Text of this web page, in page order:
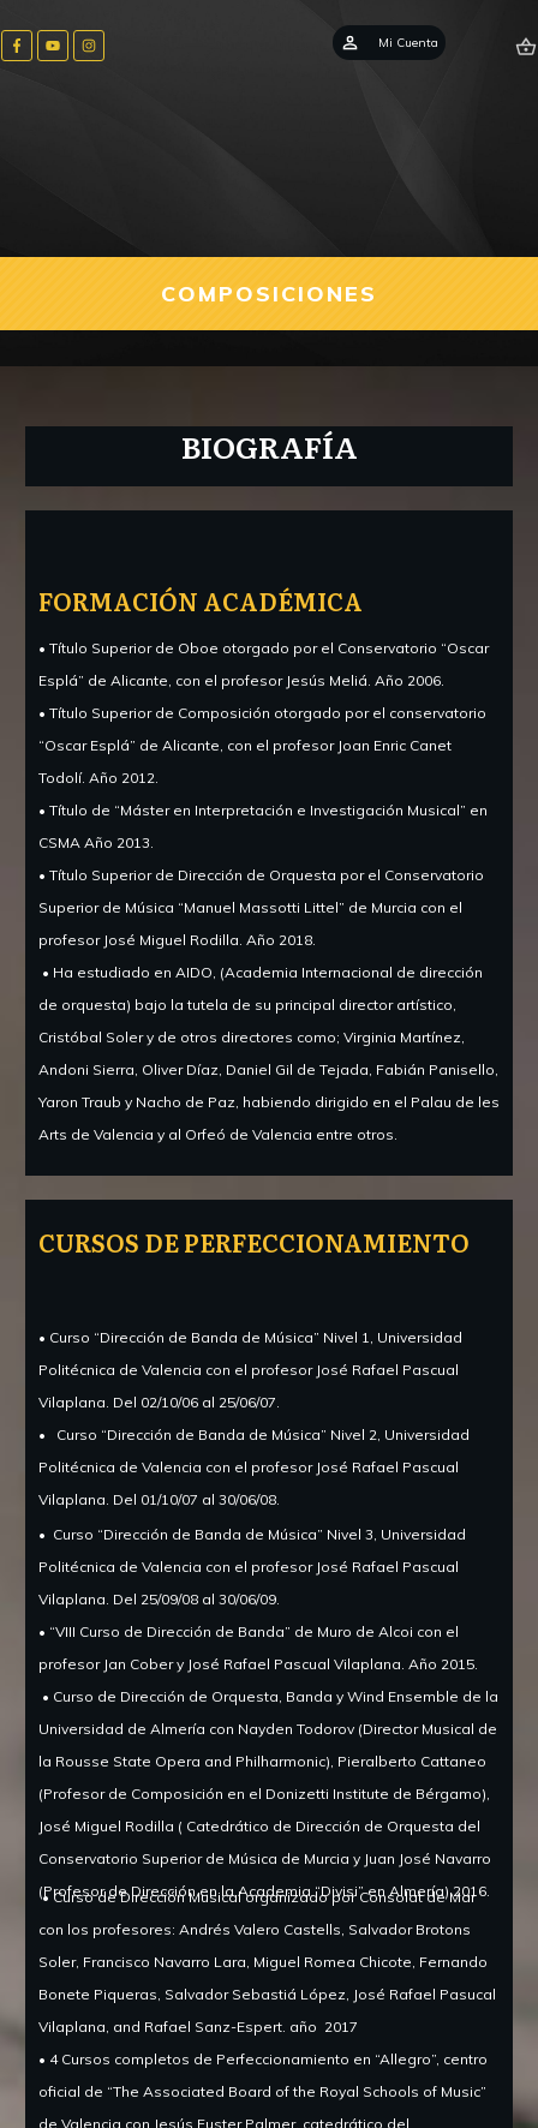
Mi Cuenta
COMPOSICIONES
BIOGRAFÍA
FORMACIÓN ACADÉMICA
• Título Superior de Oboe otorgado por el Conservatorio “Oscar
Esplá” de Alicante, con el profesor Jesús Meliá. Año 2006.
• Título Superior de Composición otorgado por el conservatorio
“Oscar Esplá” de Alicante, con el profesor Joan Enric Canet
Todolí. Año 2012.
• Título de “Máster en Interpretación e Investigación Musical” en
CSMA Año 2013.
• Título Superior de Dirección de Orquesta por el Conservatorio
Superior de Música “Manuel Massotti Littel” de Murcia con el
profesor José Miguel Rodilla. Año 2018.
• Ha estudiado en AIDO, (Academia Internacional de dirección
de orquesta) bajo la tutela de su principal director artístico,
Cristóbal Soler y de otros directores como; Virginia Martínez,
Andoni Sierra, Oliver Díaz, Daniel Gil de Tejada, Fabián Panisello,
Yaron Traub y Nacho de Paz, habiendo dirigido en el Palau de les
Arts de Valencia y al Orfeó de Valencia entre otros.
CURSOS DE PERFECCIONAMIENTO
• Curso “Dirección de Banda de Música” Nivel 1, Universidad
Politécnica de Valencia con el profesor José Rafael Pascual
Vilaplana. Del 02/10/06 al 25/06/07.
• Curso “Dirección de Banda de Música” Nivel 2, Universidad
Politécnica de Valencia con el profesor José Rafael Pascual
Vilaplana. Del 01/10/07 al 30/06/08.
• Curso “Dirección de Banda de Música” Nivel 3, Universidad
Politécnica de Valencia con el profesor José Rafael Pascual
Vilaplana. Del 25/09/08 al 30/06/09.
• “VIII Curso de Dirección de Banda” de Muro de Alcoi con el
profesor Jan Cober y José Rafael Pascual Vilaplana. Año 2015.
• Curso de Dirección de Orquesta, Banda y Wind Ensemble de la
Universidad de Almería con Nayden Todorov (Director Musical de
la Rousse State Opera and Philharmonic), Pieralberto Cattaneo
(Profesor de Composición en el Donizetti Institute de Bérgamo),
José Miguel Rodilla ( Catedrático de Dirección de Orquesta del
Conservatorio Superior de Música de Murcia y Juan José Navarro
(Profesor de Dirección en la Academia “Divisi” en Almería) 2016.
• Curso de Dirección Musical organizado por Consolat de Mar
con los profesores: Andrés Valero Castells, Salvador Brotons
Soler, Francisco Navarro Lara, Miguel Romea Chicote, Fernando
Bonete Piqueras, Salvador Sebastiá López, José Rafael Pasucal
Vilaplana, and Rafael Sanz-Espert. año 2017
• 4 Cursos completos de Perfeccionamiento en “Allegro”, centro
oficial de “The Associated Board of the Royal Schools of Music”
de Valencia con Jesús Fuster Palmer, catedrático del